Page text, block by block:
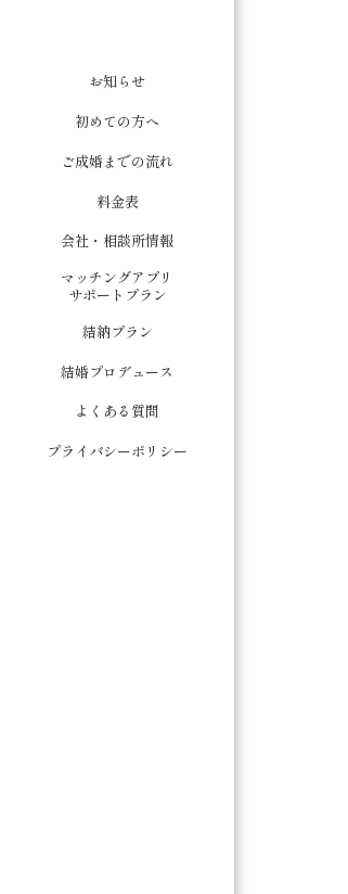
お知らせ
初めての方へ
ご成婚までの流れ
料金表
会社・相談所情報
マッチングアプリ
サポートプラン
結納プラン
結婚プロデュース
よくある質問
プライバシーポリシー